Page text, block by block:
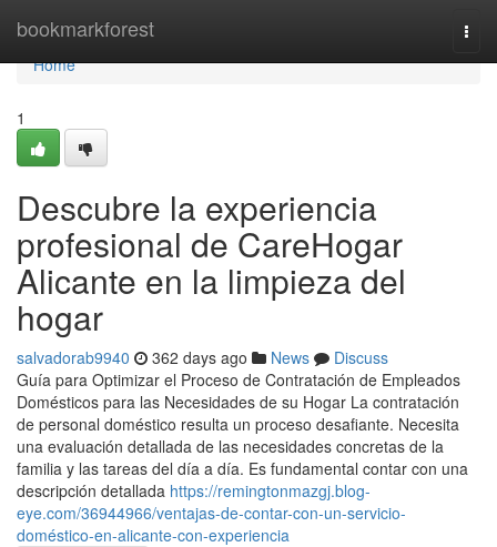
bookmarkforest
Home
Home
1
Descubre la experiencia
profesional de CareHogar
Alicante en la limpieza del
hogar
salvadorab9940 362 days ago News
Discuss
Guía para Optimizar el Proceso de Contratación de Empleados
Domésticos para las Necesidades de su Hogar La contratación
de personal doméstico resulta un proceso desafiante. Necesita
una evaluación detallada de las necesidades concretas de la
familia y las tareas del día a día. Es fundamental contar con una
descripción detallada https://remingtonmazgj.blog-
eye.com/36944966/ventajas-de-contar-con-un-servicio-
doméstico-en-alicante-con-experiencia